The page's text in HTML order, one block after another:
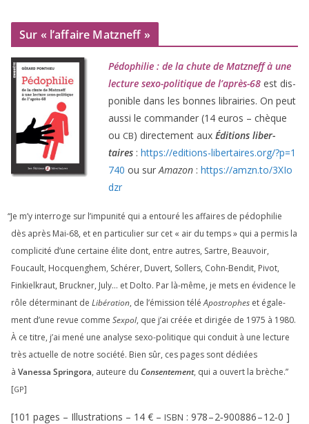
Sur « l’affaire Matzneff »
Pédophilie : de la chute de Matzneff à une
lec­ture sexo-poli­tique de l’après-68 est dis­
po­nible dans les bonnes librai­ries. On peut
aus­si le com­man­der (14 euros – chèque
ou CB) direc­te­ment aux Éditions liber­
taires : https://​edi​tions​-liber​taires​.org/​?​p​=​1
740 ou sur Amazon : https://​amzn​.to/​3​X​I​o​
dzr
“Je m’y inter­roge sur l’impunité qui a entou­ré les affaires de pédo­phi­lie
dès après Mai-68, et en par­ti­cu­lier sur cet « air du temps » qui a per­mis la
com­pli­ci­té d’une cer­taine élite dont, entre autres, Sartre, Beauvoir,
Foucault, Hocquenghem, Schérer, Duvert, Sollers, Cohn-Bendit, Pivot,
Finkielkraut, Bruckner, July… et Dolto. Par là-même, je mets en évi­dence le
rôle déter­mi­nant de Libération, de l’émission téléApostrophes et éga­le­
ment d’une revue comme Sexpol, que j’ai créée et diri­gée de 1975 à 1980.
À ce titre, j’ai mené une ana­lyse sexo-poli­tique qui conduit à une lec­ture
très actuelle de notre socié­té. Bien sûr, ces pages sont dédiées
à Vanessa Springora, auteure du Consentement, qui a ouvert la brèche.”
[GP]
[101 pages – Illustrations – 14 € – ISBN : 978–2‑900886–12‑0 ]